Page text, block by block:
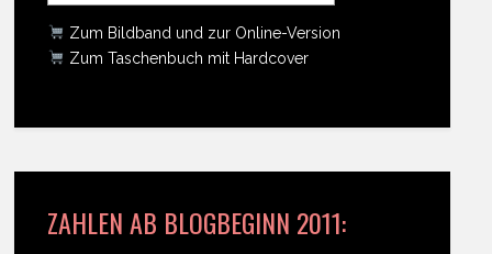
Zum Bildband und zur Online-Version
Zum Taschenbuch mit Hardcover
ZAHLEN AB BLOGBEGINN 2011: